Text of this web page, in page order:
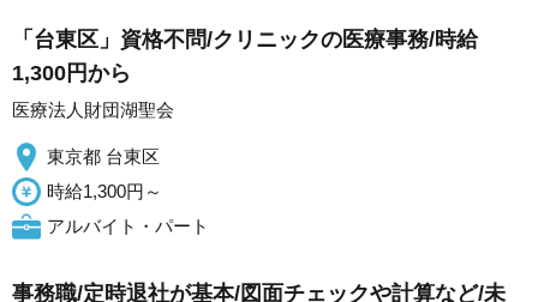
「台東区」資格不問/クリニックの医療事務/時給
1,300円から
医療法人財団湖聖会
東京都 台東区
時給1,300円～
アルバイト・パート
事務職/定時退社が基本/図面チェックや計算など/未